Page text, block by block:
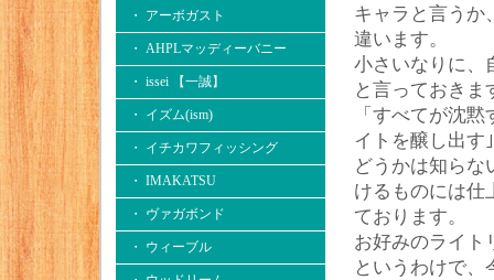
・ アーボガスト
・ AHPLマッディーバニー
・ issei 【一誠】
・ イズム(ism)
・ イチカワフィッシング
・ IMAKATSU
・ ヴァガボンド
・ ウィーブル
キャラと言うか
違います。
小さいなりに、
と言っておきま
「すべてが沈
イトを醸し出す
どうかは知らな
けるものには仕
ております。
お好みのライト
というわけで、